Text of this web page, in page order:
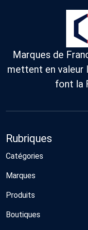
recyclées) et
qui parraine
des abeilles de
Marques de
mettent en valeur
font la
Rubriques
Catégories
Marques
Produits
Boutiques